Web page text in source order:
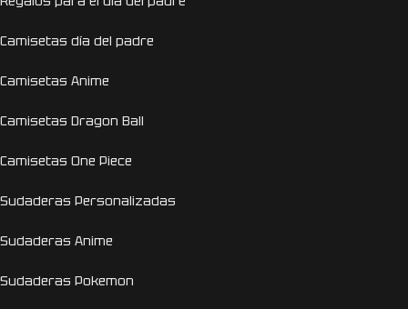
Camisetas día del padre
Camisetas Anime
Camisetas Dragon Ball
Camisetas One Piece
Sudaderas Personalizadas
Sudaderas Anime
Sudaderas Pokemon